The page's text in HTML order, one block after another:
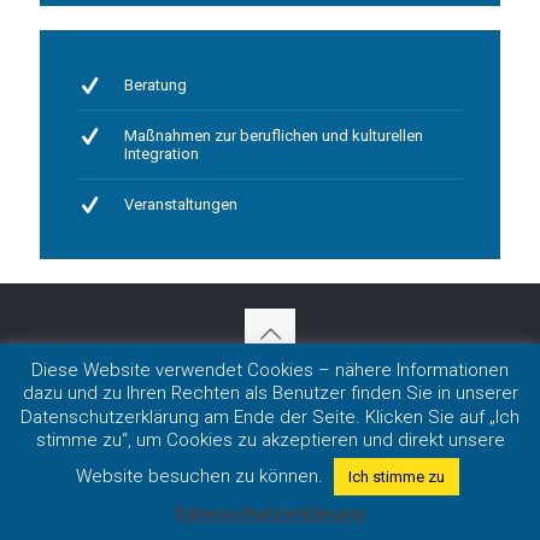
Beratung
Maßnahmen zur beruflichen und kulturellen
Integration
Veranstaltungen
Impressum
Datenschutz
Copyright 2020 LmDR e.V. in Nordrhein-Westfalen
Diese Website verwendet Cookies – nähere Informationen
dazu und zu Ihren Rechten als Benutzer finden Sie in unserer
Datenschutzerklärung am Ende der Seite. Klicken Sie auf „Ich
stimme zu“, um Cookies zu akzeptieren und direkt unsere
Website besuchen zu können.
Ich stimme zu
Datenschutzerklärung